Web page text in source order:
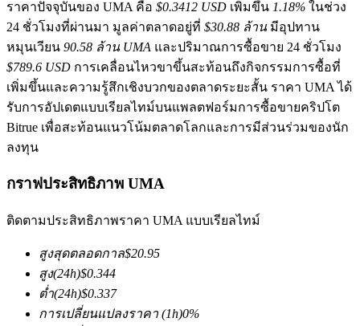
ฟิวเจอร์สสกุลเงินดิจิทัล
TradFi
อนุพันธ์ของหุ้น ฟอเร็กซ์ โลหะมีค่า และสินค้าโภคภัณฑ์
ราคาปัจจุบันของ UMA คือ $0.3412 USD เพิ่มขึ้น 1.18% ในช่วง
24 ชั่วโมงที่ผ่านมา มูลค่าตลาดอยู่ที่ $30.88 ล้าน มีอุปทาน
หมุนเวียน 90.58 ล้าน UMA และปริมาณการซื้อขาย 24 ชั่วโมง
$789.6 USD การเคลื่อนไหวขาขึ้นสะท้อนถึงกิจกรรมการซื้อที่
เพิ่มขึ้นและความรู้สึกเชิงบวกของตลาดระยะสั้น ราคา UMA ได้
รับการอัปเดตแบบเรียลไทม์บนแพลตฟอร์มการซื้อขายคริปโต
Bitrue เพื่อสะท้อนแนวโน้มตลาดโลกและการมีส่วนร่วมของนัก
ลงทุน
กราฟประสิทธิภาพ UMA
ติดตามประสิทธิภาพราคา UMA แบบเรียลไทม์
สูงสุดตลอดกาล$20.95
สูง(24h)$0.344
ต่ำ(24h)$0.337
การเปลี่ยนแปลงราคา (1h)0%